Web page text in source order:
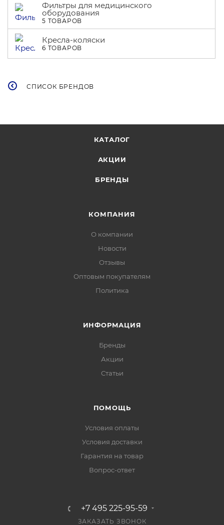
Фильтры для медицинского
оборудования
5 ТОВАРОВ
Кресла-коляски
6 ТОВАРОВ
СПИСОК БРЕНДОВ
КАТАЛОГ
АКЦИИ
БРЕНДЫ
КОМПАНИЯ
О компании
Новости
Отзывы
Оптовым покупателям
Политика
ИНФОРМАЦИЯ
Бренды
Акции
Статьи
ПОМОЩЬ
Условия оплаты
Условия доставки
Гарантия на товар
Вопрос-ответ
+7 495 225-95-59
ЗАКАЗАТЬ ЗВОНОК